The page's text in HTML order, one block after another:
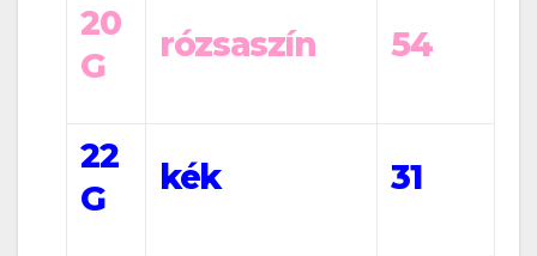
20
G
rózsaszín 54
22
G
kék 31